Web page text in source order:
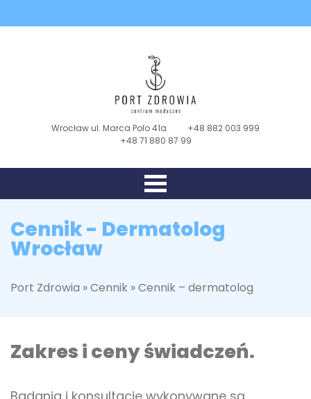
Wrocław ul. Marca Polo 41a
+48 882 003 999
+48 71 880 87 99
Cennik - Dermatolog
Wrocław
Port Zdrowia »Cennik »Cennik – dermatolog
Zakres i ceny świadczeń.